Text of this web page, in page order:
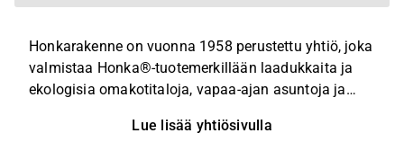
Honkarakenne on vuonna 1958 perustettu yhtiö, joka
valmistaa Honka®-tuotemerkillään laadukkaita ja
ekologisia omakotitaloja, vapaa-ajan asuntoja ja
Yhtiö on toimittanut rakennuksia yli 50 maahan.
Lue lisää yhtiösivulla